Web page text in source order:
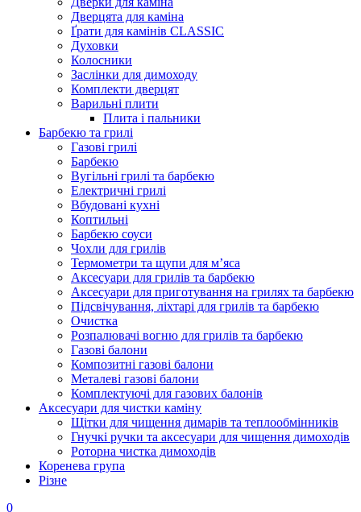
Дверцята для каміна
Ґрати для камінів CLASSIC
Духовки
Колосники
Заслінки для димоходу
Комплекти дверцят
Варильні плити
Плита і пальники
Барбекю та грилі
Газові грилі
Барбекю
Вугільні грилі та барбекю
Електричні грилі
Вбудовані кухні
Коптильні
Барбекю соуси
Чохли для грилів
Термометри та щупи для м’яса
Аксесуари для грилів та барбекю
Аксесуари для приготування на грилях та барбекю
Підсвічування, ліхтарі для грилів та барбекю
Очистка
Розпалювачі вогню для грилів та барбекю
Газові балони
Композитні газові балони
Металеві газові балони
Комплектуючі для газових балонів
Аксесуари для чистки каміну
Щітки для чищення димарів та теплообмінників
Гнучкі ручки та аксесуари для чищення димоходів
Роторна чистка димоходів
Коренева група
Різне
0